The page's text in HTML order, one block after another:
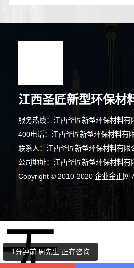
江西圣匠新型环保材
服务热线：江西圣匠新型环保材料有
400电话：江西圣匠新型环保材料有
联系人：江西圣匠新型环保材料有限
公司地址：江西圣匠新型环保材料有
Copyright © 2010-2020 企业金正网
4分钟前 卢小姐 正在咨询
3分钟前 崔小姐 正在咨询
8分钟前 韩小姐 正在咨询
7分钟前 段先生 正在咨询
7分钟前 卢小姐 正在咨询
1分钟前 周先生 正在咨询